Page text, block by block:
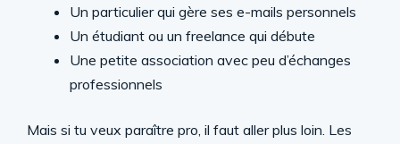
Un particulier qui gère ses e-mails personnels
Un étudiant ou un freelance qui débute
Une petite association avec peu d’échanges
professionnels
Mais si tu veux paraître pro, il faut aller plus loin. Les